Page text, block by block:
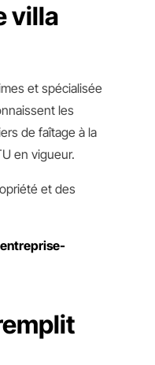
villa
et spécialisée
les
de faîtage à la
en vigueur.
et des